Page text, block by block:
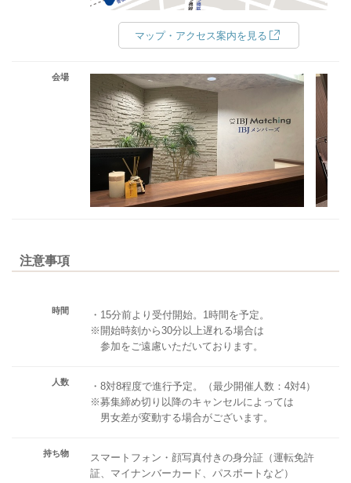
マップ・アクセス案内を見る
会場
注意事項
時間
・15分前より受付開始。1時間を予定。
※開始時刻から30分以上遅れる場合は
参加をご遠慮いただいております。
人数
・8対8程度で進行予定。（最少開催人数：4対4）
※募集締め切り以降のキャンセルによっては
男女差が変動する場合がございます。
持ち物
スマートフォン・顔写真付きの身分証（運転免許
証、マイナンバーカード、パスポートなど）